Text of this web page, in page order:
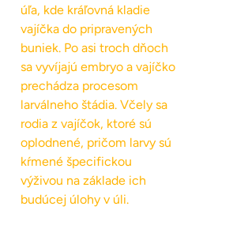
úľa, kde kráľovná kladie
vajíčka do pripravených
buniek. Po asi troch dňoch
sa vyvíjajú embryo a vajíčko
prechádza procesom
larválneho štádia. Včely sa
rodia z vajíčok, ktoré sú
oplodnené, pričom larvy sú
kŕmené špecifickou
výživou na základe ich
budúcej úlohy v úli.